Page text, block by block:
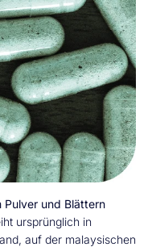
Pulver und Blättern
ursprünglich in
auf der malaysischen